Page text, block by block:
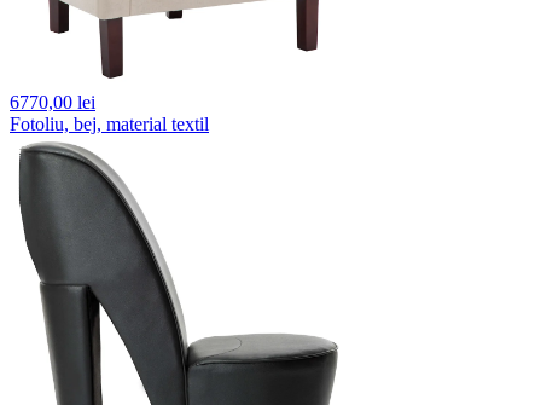
6770,00 lei
Fotoliu, bej, material textil